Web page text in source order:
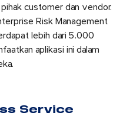
customer dan vendor.
Risk Management
lebih dari 5.000
aplikasi ini dalam
Service